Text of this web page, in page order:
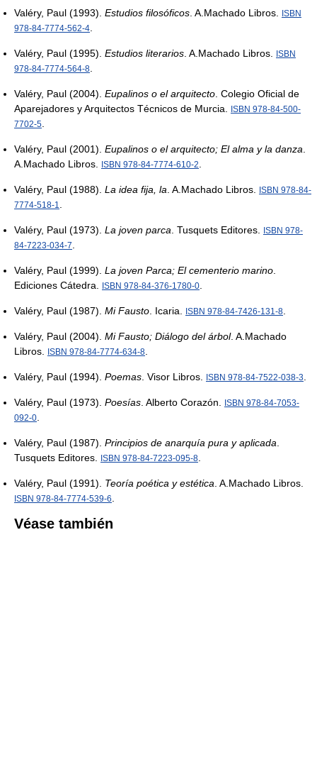
Valéry, Paul (1993). Estudios filosóficos . A.Machado Libros.
ISBN
978-84-7774-562-4
Valéry, Paul (1995). Estudios literarios . A.Machado Libros.
ISBN
978-84-7774-564-8
Valéry, Paul (2004). Eupalinos o el arquitecto . Colegio Oficial de
Aparejadores y Arquitectos Técnicos de Murcia.
ISBN 978-84-500-
7702-5
Valéry, Paul (2001). Eupalinos o el arquitecto; El alma y la danza
A.Machado Libros.
ISBN 978-84-7774-610-2
Valéry, Paul (1988). La idea fija, la . A.Machado Libros.
ISBN 978-84-
7774-518-1
Valéry, Paul (1973). La joven parca . Tusquets Editores.
ISBN 978-
84-7223-034-7
Valéry, Paul (1999). La joven Parca; El cementerio marino
Ediciones Cátedra.
ISBN 978-84-376-1780-0
Valéry, Paul (1987). Mi Fausto . Icaria. ISBN 978-84-7426-131-8
Valéry, Paul (2004). Mi Fausto; Diálogo del árbol. A.Machado
Libros.
ISBN 978-84-7774-634-8
Valéry, Paul (1994). Poemas . Visor Libros. ISBN 978-84-7522-038-3
Valéry, Paul (1973). Poesías . Alberto Corazón.
ISBN 978-84-7053-
092-0
Valéry, Paul (1987). Principios de anarquía pura y aplicada
Tusquets Editores.
ISBN 978-84-7223-095-8
Valéry, Paul (1991). Teoría poética y estética . A.Machado Libros.
ISBN 978-84-7774-539-6
Véase también